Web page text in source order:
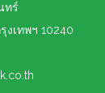
ทร์
งเทพฯ 10240